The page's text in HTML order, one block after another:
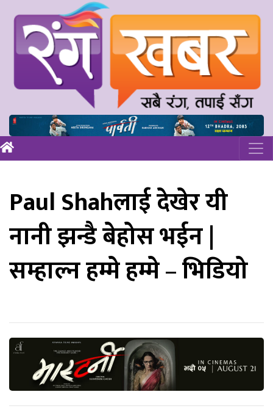
Paul Shahलाई देखेर यी
नानी झन्डै बेहोस भईन |
सम्हाल्न हम्मे हम्मे – भिडियो